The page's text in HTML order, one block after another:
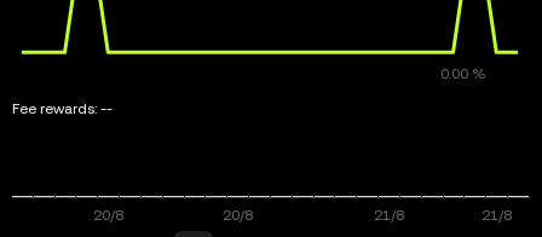
Fee rewards: --